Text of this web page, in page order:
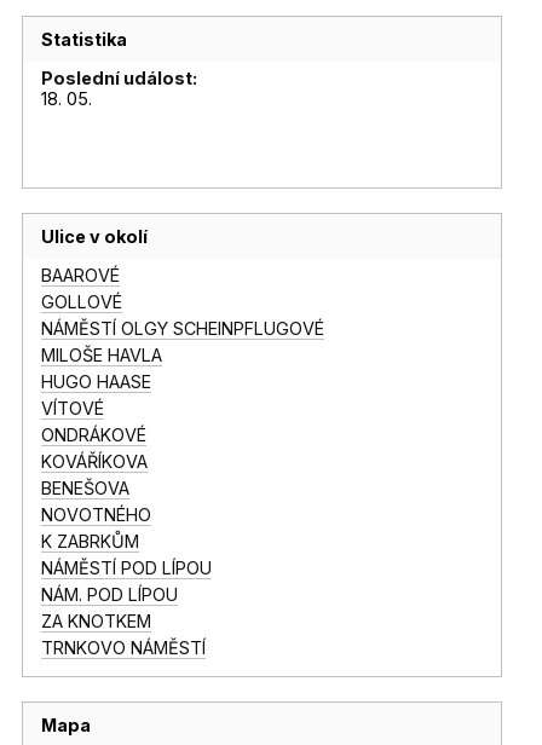
Statistika
Poslední událost:
18. 05.
Ulice v okolí
BAAROVÉ
GOLLOVÉ
NÁMĚSTÍ OLGY SCHEINPFLUGOVÉ
MILOŠE HAVLA
HUGO HAASE
VÍTOVÉ
ONDRÁKOVÉ
KOVÁŘÍKOVA
BENEŠOVA
NOVOTNÉHO
K ZABRKŮM
NÁMĚSTÍ POD LÍPOU
NÁM. POD LÍPOU
ZA KNOTKEM
TRNKOVO NÁMĚSTÍ
Mapa